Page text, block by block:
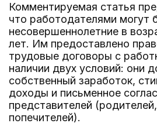
Комментируемая статья
что работодателями могут
несовершеннолетние в
лет. Им предоставлено
трудовые договоры с
наличии двух условий: они
собственный заработок,
доходы и письменное
представителей
попечителей).